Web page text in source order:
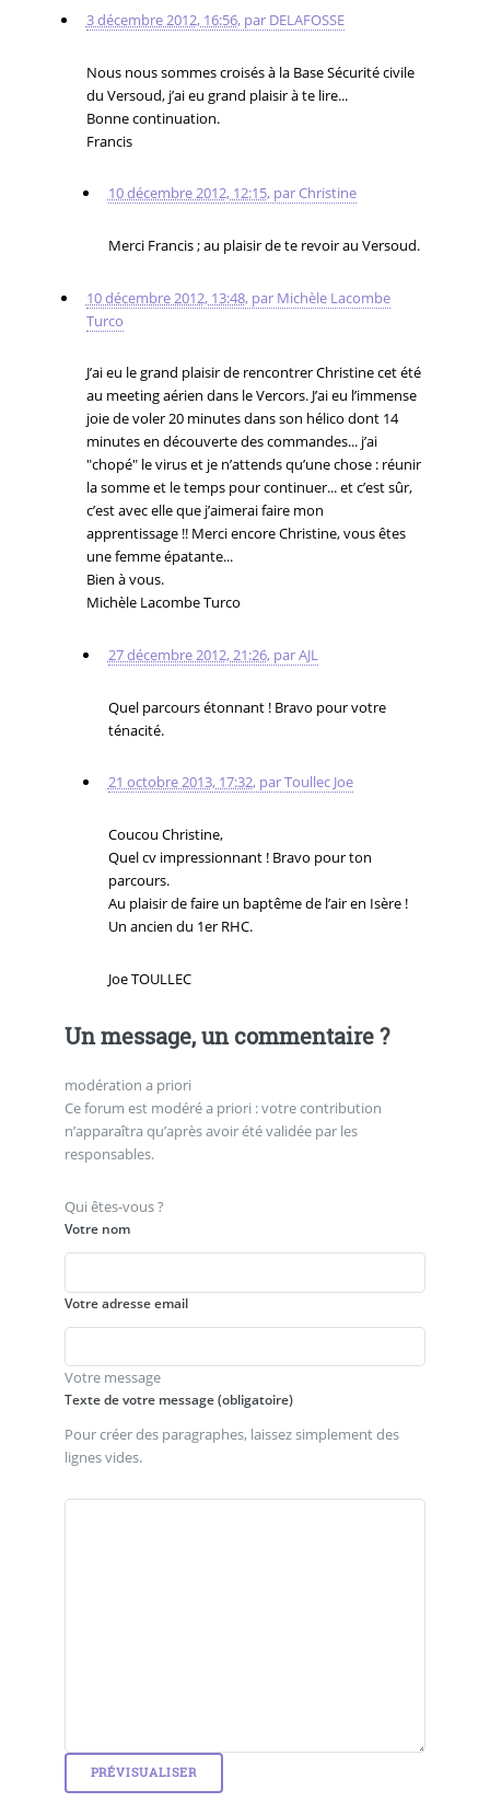
3 décembre 2012, 16:56, par DELAFOSSE
Nous nous sommes croisés à la Base Sécurité civile
du Versoud, j’ai eu grand plaisir à te lire...
Bonne continuation.
Francis
10 décembre 2012, 12:15, parChristine
Merci Francis ; au plaisir de te revoir au Versoud.
10 décembre 2012, 13:48, par Michèle Lacombe
Turco
J’ai eu le grand plaisir de rencontrer Christine cet été
au meeting aérien dans le Vercors. J’ai eu l’immense
joie de voler 20 minutes dans son hélico dont 14
minutes en découverte des commandes... j’ai
"chopé" le virus et je n’attends qu’une chose : réunir
la somme et le temps pour continuer... et c’est sûr,
c’est avec elle que j’aimerai faire mon
apprentissage !! Merci encore Christine, vous êtes
une femme épatante...
Bien à vous.
Michèle Lacombe Turco
27 décembre 2012, 21:26, parAJL
Quel parcours étonnant ! Bravo pour votre
ténacité.
21 octobre 2013, 17:32, parToullec Joe
Coucou Christine,
Quel cv impressionnant ! Bravo pour ton
parcours.
Au plaisir de faire un baptême de l’air en Isère !
Un ancien du 1er RHC.
Joe TOULLEC
Un message, un commentaire ?
modération a priori
Ce forum est modéré a priori : votre contribution
n’apparaîtra qu’après avoir été validée par les
responsables.
Qui êtes-vous ?
Votre nom
Votre adresse email
Votre message
Texte de votre message (obligatoire)
Pour créer des paragraphes, laissez simplement des
lignes vides.